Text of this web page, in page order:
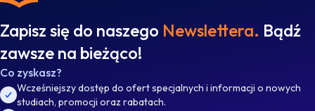
Zapisz się do naszego Newslettera. Bądź
zawsze na bieżąco!
Co zyskasz?
Wcześniejszy dostęp do ofert specjalnych i informacji o nowych
studiach, promocji oraz rabatach.